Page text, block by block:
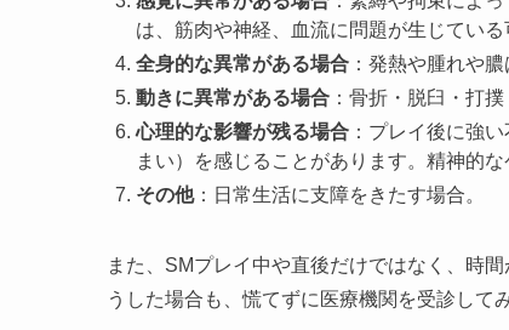
は、筋肉や神経、血流に問題が生じている
全身的な異常がある場合 ：発熱や腫れや
動きに異常がある場合 ：骨折・脱臼・打
心理的な影響が残る場合 ：プレイ後に強
まい）を感じることがあります。精神的
その他：日常生活に支障をきたす場合。
また、SMプレイ中や直後だけではなく、時
うした場合も、慌てずに医療機関を受診して